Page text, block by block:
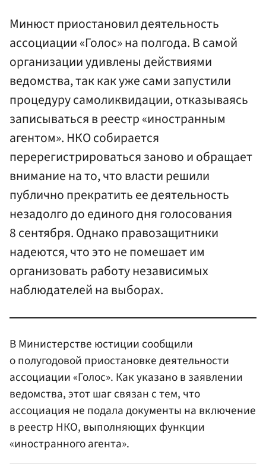
Минюст приостановил деятельность
ассоциации «Голос» на полгода. В самой
организации удивлены действиями
ведомства, так как уже сами запустили
процедуру самоликвидации, отказываясь
записываться в реестр «иностранным
агентом». НКО собирается
перерегистрироваться заново и обращает
внимание на то, что власти решили
публично прекратить ее деятельность
незадолго до единого дня голосования
8 сентября. Однако правозащитники
надеются, что это не помешает им
организовать работу независимых
наблюдателей на выборах.
В Министерстве юстиции сообщили
о полугодовой приостановке деятельности
ассоциации «Голос». Как указано в заявлении
ведомства, этот шаг связан с тем, что
ассоциация не подала документы на включение
в реестр НКО, выполняющих функции
«иностранного агента».